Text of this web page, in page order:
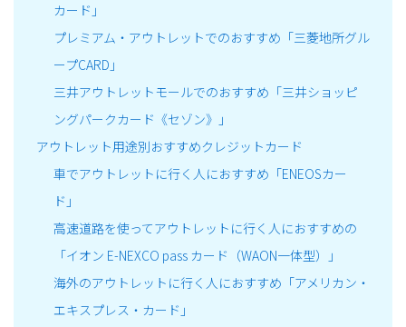
カード」
プレミアム・アウトレットでのおすすめ「三菱地所グル
ープCARD」
三井アウトレットモールでのおすすめ「三井ショッピ
ングパークカード《セゾン》」
アウトレット用途別おすすめクレジットカード
車でアウトレットに行く人におすすめ「ENEOSカー
ド」
高速道路を使ってアウトレットに行く人におすすめの
「イオン E-NEXCO pass カード（WAON一体型）」
海外のアウトレットに行く人におすすめ「アメリカン・
エキスプレス・カード」